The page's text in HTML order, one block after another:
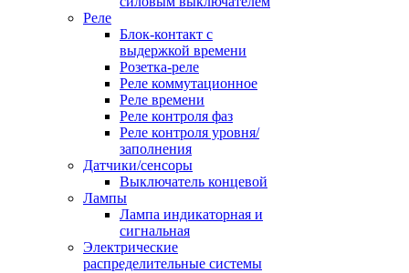
Реле
Блок-контакт с
выдержкой времени
Розетка-реле
Реле коммутационное
Реле времени
Реле контроля фаз
Реле контроля уровня/
заполнения
Датчики/сенсоры
Выключатель концевой
Лампы
Лампа индикаторная и
сигнальная
Электрические
распределительные системы